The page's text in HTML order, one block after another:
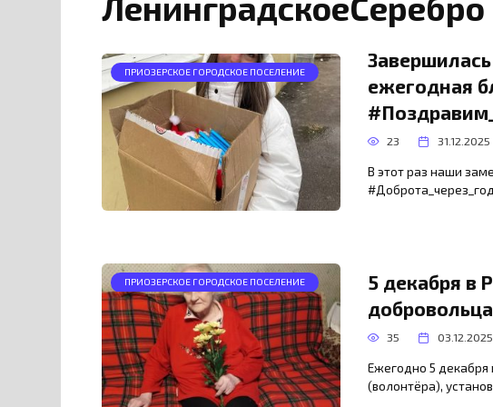
ПРИОЗЕРСКОЕ ГОРОДСКОЕ ПОСЕЛЕНИЕ
ежегодная
23 31.12.2025
В этот раз наши
ПРИОЗЕРСКОЕ ГОРОДСКОЕ ПОСЕЛЕНИЕ
5 декабря в
35 03.12.2025
Ежегодно 5 декабря
(волонтёра),